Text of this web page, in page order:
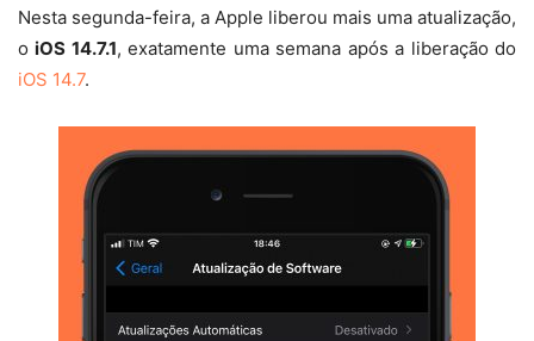
Nesta segunda-feira, a Apple liberou mais uma atualização,
oiOS 14.7.1, exatamente uma semana após a liberação do
iOS 14.7.